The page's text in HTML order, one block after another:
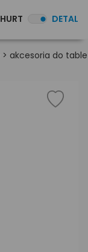
HURT DETAL
> akcesoria do